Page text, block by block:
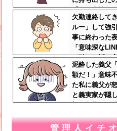
「あの自論」
←矛盾だらけ
刺さりまくり
欠勤連絡して
ルー」して強
事に終わった
「意味深な
が引いた話←
抜かれてて草
泥酔した義父
額だ！」意味
た私に義父が
と義実家が隠
切り行為」が
管理人イチ